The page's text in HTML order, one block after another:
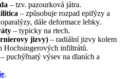
– tzv. pazourková játra.
– způsobuje rozpad epifýzy a
dále deformace lebky.
– typicky na rtech.
jizvy) – radiální jizvy kolem
Hochsingerových infiltrátů.
– puchýřnatý výsev na dlaních a
.